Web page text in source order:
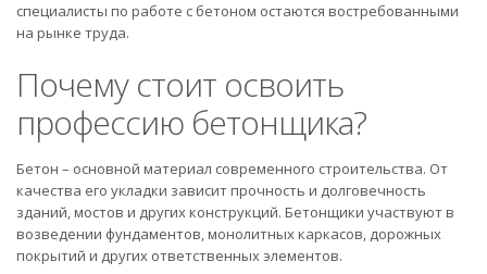
специалисты по работе с бетоном остаются востребованными
на рынке труда.
Почему стоит освоить
профессию бетонщика?
Бетон – основной материал современного строительства. От
качества его укладки зависит прочность и долговечность
зданий, мостов и других конструкций. Бетонщики участвуют в
возведении фундаментов, монолитных каркасов, дорожных
покрытий и других ответственных элементов.